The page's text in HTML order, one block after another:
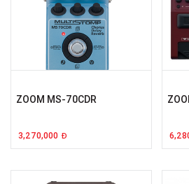
ZOOM MS-70CDR
3,270,000 Đ